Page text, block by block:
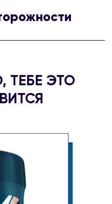
Coumarin, Geraniol,
коже подмышек.
ТЕБЕ ЭТО